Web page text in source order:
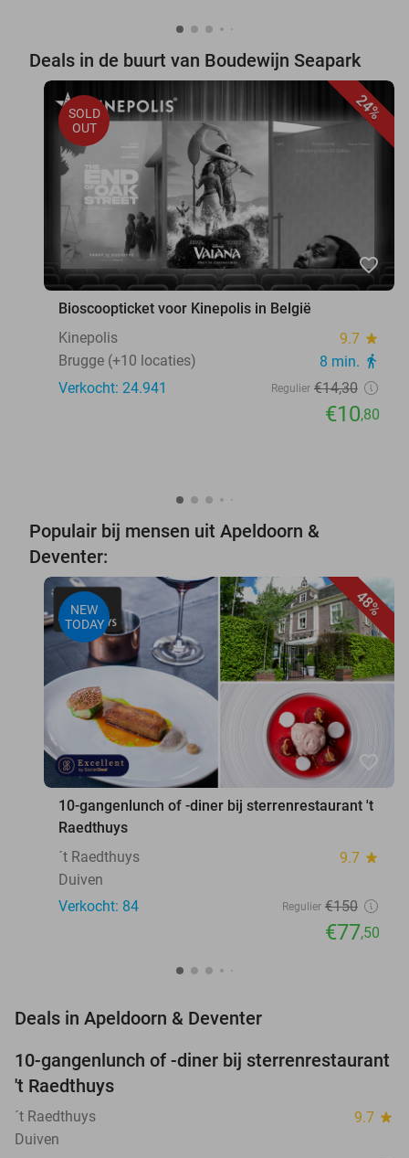
Deals in de buurt van Boudewijn Seapark
24%
SOLD
OUT
favorite_border
Bioscoopticket voor Kinepolis in België
Kinepolis
9.7 star
Brugge (+10 locaties) 8 min. directions_walk
Verkocht: 24.941 Regulier €14,30
€10,80
Populair bij mensen uit Apeldoorn &
Deventer:
48%
NEW
TODAY
favorite_border
10-gangenlunch of -diner bij sterrenrestaurant 't
Raedthuys
´t Raedthuys
9.7 star
Duiven
Verkocht: 84
Regulier €150
€77,50
Deals in Apeldoorn & Deventer
48%
NEW
TODAY
10-gangenlunch of -diner bij sterrenrestaurant
't Raedthuys
´t Raedthuys 9.7 star
Duiven